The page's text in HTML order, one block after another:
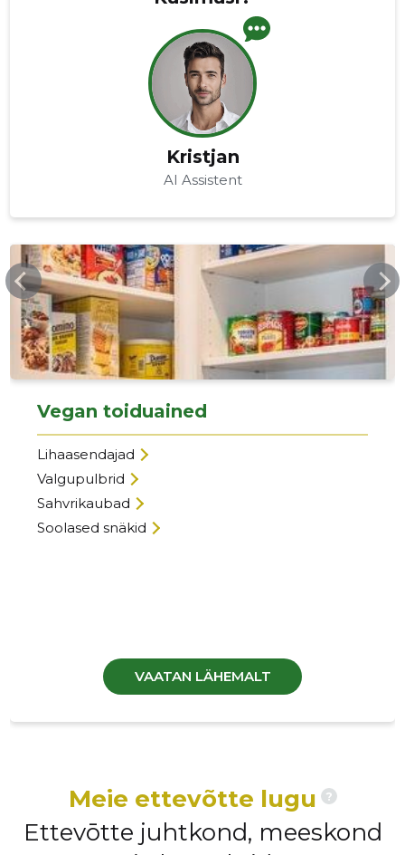
Kristjan
AI Assistent
ECOSHOP.EE
Vegan toiduained
Lihaasendajad
Valgupulbrid
Sahvrikaubad
Soolased snäkid
VAATAN LÄHEMALT
Meie ettevõtte lugu ?
Ettevōtte juhtkond, meeskond